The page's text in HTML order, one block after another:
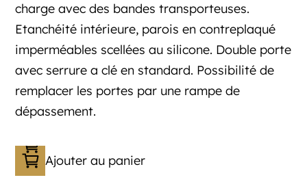
charge avec des bandes transporteuses.
Etanchéité intérieure, parois en contreplaqué
imperméables scellées au silicone. Double porte
avec serrure a clé en standard. Possibilité de
remplacer les portes par une rampe de
dépassement.
Ajouter au panier